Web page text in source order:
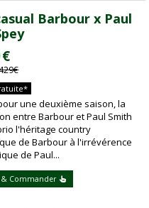
Barbour x Paul
€
€
une deuxième saison, la
entre Barbour et Paul Smith
l'héritage country
de Barbour à l'irrévérence
de Paul...
& Commander